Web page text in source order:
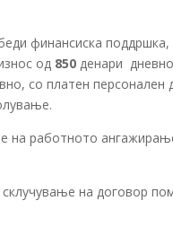
финансиска
од 850 денари
со платен
на работното
на договор